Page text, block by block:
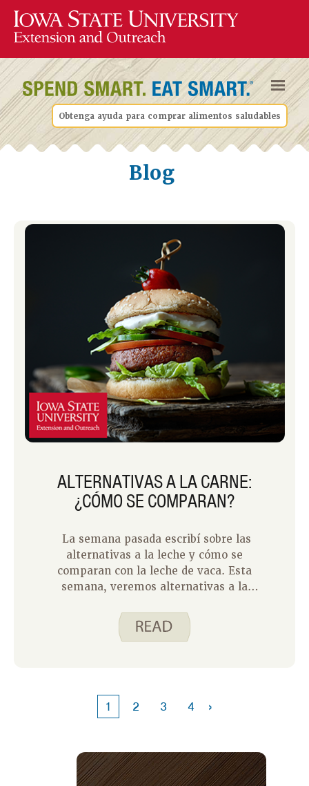
Obtenga ayuda para comprar alimentos saludables
Blog
ALTERNATIVAS A LA CARNE:
¿CÓMO SE COMPARAN?
La semana pasada escribí sobre las
alternativas a la leche y cómo se
comparan con la leche de vaca. Esta
semana, veremos alternativas a la
carne disponibles, pero ¿cómo se
comparan nutricionalmente estas
comparación, ya que es una proteína
animal muy elegida.
1 2 3 4 ›